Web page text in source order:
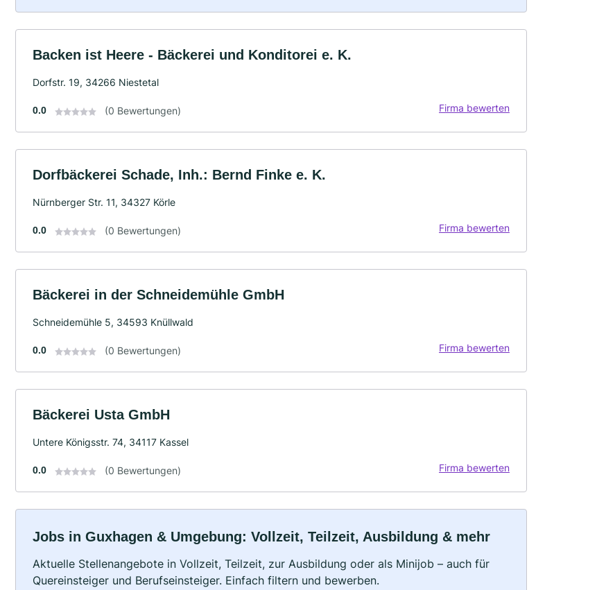
Backen ist Heere - Bäckerei und Konditorei e. K.
Dorfstr. 19, 34266 Niestetal
0.0 (0 Bewertungen) Firma bewerten
Dorfbäckerei Schade, Inh.: Bernd Finke e. K.
Nürnberger Str. 11, 34327 Körle
0.0 (0 Bewertungen) Firma bewerten
Bäckerei in der Schneidemühle GmbH
Schneidemühle 5, 34593 Knüllwald
0.0 (0 Bewertungen) Firma bewerten
Bäckerei Usta GmbH
Untere Königsstr. 74, 34117 Kassel
0.0 (0 Bewertungen) Firma bewerten
Jobs in Guxhagen & Umgebung: Vollzeit, Teilzeit, Ausbildung & mehr
Aktuelle Stellenangebote in Vollzeit, Teilzeit, zur Ausbildung oder als Minijob – auch für
Quereinsteiger und Berufseinsteiger. Einfach filtern und bewerben.